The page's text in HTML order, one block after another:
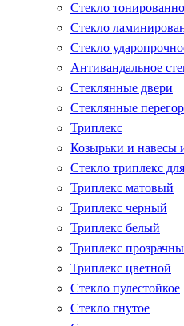
Стекло
Стекло
Стекло
Антивандальное
Стеклянные двери
Стеклянные
Триплекс
Козырьки и навесы
Стекло триплекс
Триплекс матовый
Триплекс черный
Триплекс белый
Триплекс
Триплекс цветной
Стекло пулестойкое
Стекло гнутое